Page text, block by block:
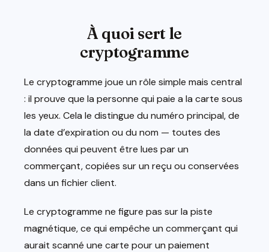
À quoi sert le
cryptogramme
Le cryptogramme joue un rôle simple mais central
: il prouve que la personne qui paie a la carte sous
les yeux. Cela le distingue du numéro principal, de
la date d’expiration ou du nom — toutes des
données qui peuvent être lues par un
commerçant, copiées sur un reçu ou conservées
dans un fichier client.
Le cryptogramme ne figure pas sur la piste
magnétique, ce qui empêche un commerçant qui
aurait scanné une carte pour un paiement